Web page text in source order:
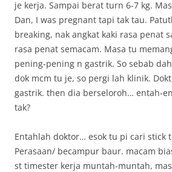
je kerja. Sampai berat turn 6-7 kg.
Dan, I was pregnant tapi tak tau.
breaking, nak angkat kaki rasa penat
rasa penat semacam. Masa tu
pening-pening n gastrik. So sebab
dok mcm tu je, so pergi lah klinik.
gastrik. then dia berseloroh… entah-
tak?
Entahlah doktor… esok tu pi cari stick
Perasaan/ becampur baur. macam
st timester kerja muntah-muntah,